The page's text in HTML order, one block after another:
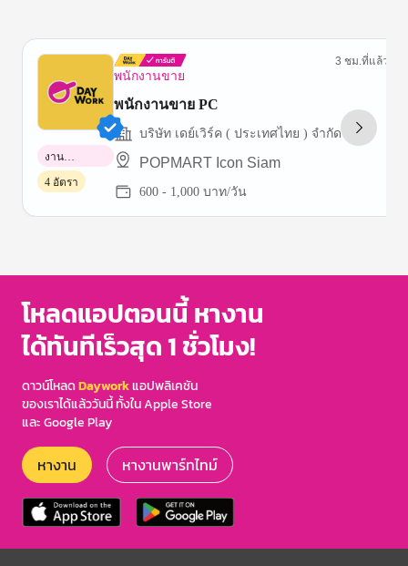
พนักงานขาย
3 ชม.ที่แล้ว
พนักงานขาย PC
บริษัท เดย์เวิร์ค ( ประเทศไทย ) จำกัด (PM)
POPMART Icon Siam
600 - 1,000 บาท/วัน
งาน
พาร์ทไทม์
4 อัตรา
of
โหลดแอปตอนนี้ หางาน
ได้ทันทีเร็วสุด 1 ชั่วโมง!
ดาวน์โหลดDayworkแอปพลิเคชัน
ของเราได้แล้ววันนี้ ทั้งใน Apple Store
และ Google Play
หางาน หางานพาร์ทไทม์